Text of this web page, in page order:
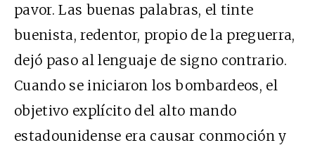
pavor. Las buenas palabras, el tinte
buenista, redentor, propio de la preguerra,
dejó paso al lenguaje de signo contrario.
Cuando se iniciaron los bombardeos, el
objetivo explícito del alto mando
estadounidense era causar conmoción y